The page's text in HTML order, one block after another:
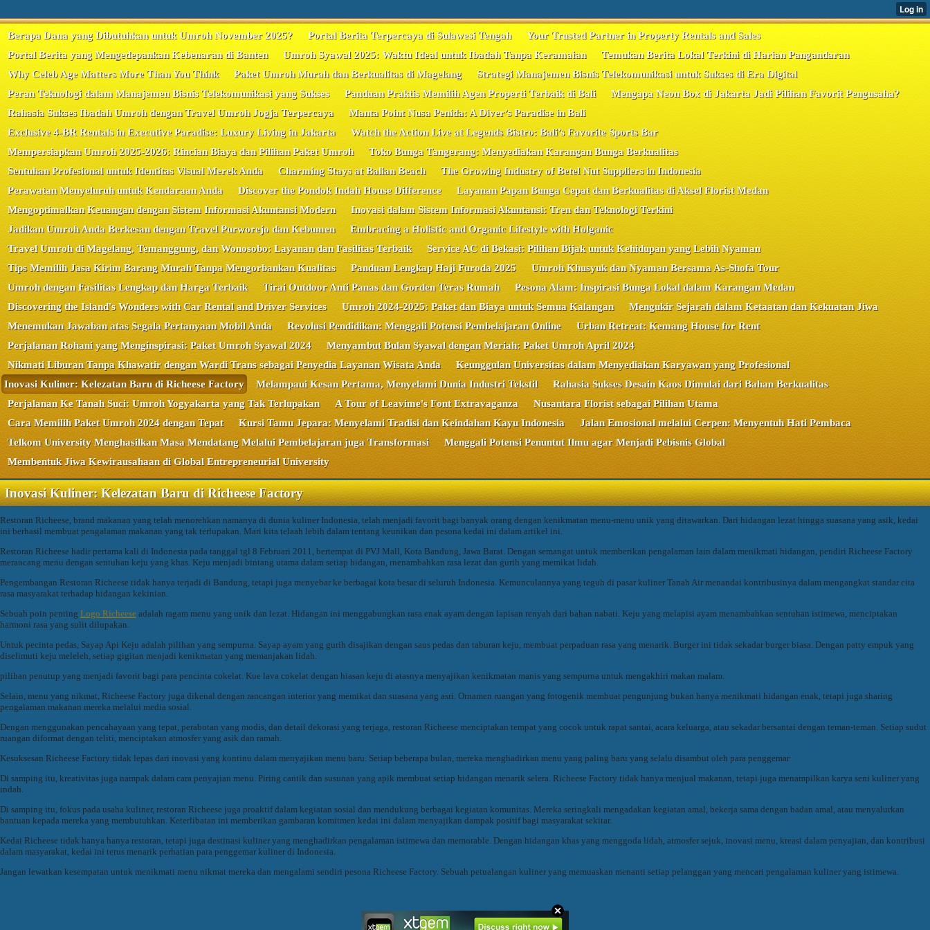
Berapa Dana yang Dibutuhkan untuk Umroh November 2025? Portal Berita Terpercaya di Sulawesi Tengah
Your Trusted Partner in Property Rentals and Sales
Portal Berita yang Mengedepankan Kebenaran di Banten
Umroh Syawal 2025: Waktu Ideal untuk Ibadah Tanpa Keramaian
Temukan Berita Lokal Terkini di Harian Pangandaran
Why Celeb Age Matters More Than You Think
Paket Umroh Murah dan Berkualitas di Magelang
Strategi Manajemen Bisnis Telekomunikasi untuk Sukses di Era Digital
Peran Teknologi dalam Manajemen Bisnis Telekomunikasi yang Sukses
Panduan Praktis Memilih Agen Properti Terbaik di Bali
Mengapa Neon Box di Jakarta Jadi Pilihan Favorit Pengusaha?
Rahasia Sukses Ibadah Umroh dengan Travel Umroh Jogja Terpercaya
Manta Point Nusa Penida: A Diver’s Paradise in Bali
Exclusive 4-BR Rentals in Executive Paradise: Luxury Living in Jakarta
Watch the Action Live at Legends Bistro: Bali’s Favorite Sports Bar
Mempersiapkan Umroh 2025-2026: Rincian Biaya dan Pilihan Paket Umroh
Toko Bunga Tangerang: Menyediakan Karangan Bunga Berkualitas
Sentuhan Profesional untuk Identitas Visual Merek Anda
Charming Stays at Balian Beach
The Growing Industry of Betel Nut Suppliers in Indonesia
Perawatan Menyeluruh untuk Kendaraan Anda
Discover the Pondok Indah House Difference
Layanan Papan Bunga Cepat dan Berkualitas di Aksel Florist Medan
Mengoptimalkan Keuangan dengan Sistem Informasi Akuntansi Modern
Inovasi dalam Sistem Informasi Akuntansi: Tren dan Teknologi Terkini
Jadikan Umroh Anda Berkesan dengan Travel Purworejo dan Kebumen
Embracing a Holistic and Organic Lifestyle with Holganic
Travel Umroh di Magelang, Temanggung, dan Wonosobo: Layanan dan Fasilitas Terbaik
Service AC di Bekasi: Pilihan Bijak untuk Kehidupan yang Lebih Nyaman
Tips Memilih Jasa Kirim Barang Murah Tanpa Mengorbankan Kualitas
Panduan Lengkap Haji Furoda 2025
Umroh Khusyuk dan Nyaman Bersama As-Shofa Tour
Umroh dengan Fasilitas Lengkap dan Harga Terbaik
Tirai Outdoor Anti Panas dan Gorden Teras Rumah
Pesona Alam: Inspirasi Bunga Lokal dalam Karangan Medan
Discovering the Island's Wonders with Car Rental and Driver Services
Umroh 2024-2025: Paket dan Biaya untuk Semua Kalangan
Mengukir Sejarah dalam Ketaatan dan Kekuatan Jiwa
Menemukan Jawaban atas Segala Pertanyaan Mobil Anda
Revolusi Pendidikan: Menggali Potensi Pembelajaran Online
Urban Retreat: Kemang House for Rent
Perjalanan Rohani yang Menginspirasi: Paket Umroh Syawal 2024
Menyambut Bulan Syawal dengan Meriah: Paket Umroh April 2024
Nikmati Liburan Tanpa Khawatir dengan Wardi Trans sebagai Penyedia Layanan Wisata Anda
Keunggulan Universitas dalam Menyediakan Karyawan yang Profesional
Inovasi Kuliner: Kelezatan Baru di Richeese Factory
Melampaui Kesan Pertama, Menyelami Dunia Industri Tekstil
Rahasia Sukses Desain Kaos Dimulai dari Bahan Berkualitas
Perjalanan Ke Tanah Suci: Umroh Yogyakarta yang Tak Terlupakan
A Tour of Leavime's Font Extravaganza
Nusantara Florist sebagai Pilihan Utama
Cara Memilih Paket Umroh 2024 dengan Tepat
Kursi Tamu Jepara: Menyelami Tradisi dan Keindahan Kayu Indonesia
Jalan Emosional melalui Cerpen: Menyentuh Hati Pembaca
Telkom University Menghasilkan Masa Mendatang Melalui Pembelajaran juga Transformasi
Menggali Potensi Penuntut Ilmu agar Menjadi Pebisnis Global
Membentuk Jiwa Kewirausahaan di Global Entrepreneurial University
Inovasi Kuliner: Kelezatan Baru di Richeese Factory
Restoran Richeese, brand makanan yang telah menorehkan namanya di dunia kuliner Indonesia, telah menjadi favorit bagi banyak orang dengan kenikmatan menu-menu unik yang ditawarkan. Dari hidangan lezat hingga suasana yang asik, kedai
ini berhasil membuat pengalaman makanan yang tak terlupakan. Mari kita telaah lebih dalam tentang keunikan dan pesona kedai ini dalam artikel ini.
Restoran Richeese hadir pertama kali di Indonesia pada tanggal tgl 8 Februari 2011, bertempat di PVJ Mall, Kota Bandung, Jawa Barat. Dengan semangat untuk memberikan pengalaman lain dalam menikmati hidangan, pendiri Richeese Factory
merancang menu dengan sentuhan keju yang khas. Keju menjadi bintang utama dalam setiap hidangan, rnenambahkan rasa lezat dan gurih yang memikat lidah.
Pengembangan Restoran Richeese tidak hanya terjadi di Bandung, tetapi juga menyebar ke berbagai kota besar di seluruh Indonesia. Kemunculannya yang teguh di pasar kuliner Tanah Air menandai kontribusinya dalam mengangkat standar cita
rasa masyarakat terhadap hidangan kekinian.
Sebuah poin penting Logo Richeese adalah ragam menu yang unik dan lezat. Hidangan ini menggabungkan rasa enak ayam dengan lapisan renyah dari bahan nabati. Keju yang melapisi ayam menambahkan sentuhan istimewa, menciptakan
harmoni rasa yang sulit dilupakan.
Untuk pecinta pedas, Sayap Api Keju adalah pilihan yang sempurna. Sayap ayam yang gurih disajikan dengan saus pedas dan taburan keju, membuat perpaduan rasa yang menarik. Burger ini tidak sekadar burger biasa. Dengan patty empuk yang
diselimuti keju meleleh, setiap gigitan menjadi kenikmatan yang memanjakan lidah.
pilihan penutup yang menjadi favorit bagi para pencinta cokelat. Kue lava cokelat dengan hiasan keju di atasnya menyajikan kenikmatan manis yang sempurna untuk mengakhiri makan malam.
Selain, menu yang nikmat, Richeese Factory juga dikenal dengan rancangan interior yang memikat dan suasana yang asri. Ornamen ruangan yang fotogenik membuat pengunjung bukan hanya menikmati hidangan enak, tetapi juga sharing
pengalaman makanan mereka melalui media sosial.
Dengan menggunakan pencahayaan yang tepat, perabotan yang modis, dan detail dekorasi yang terjaga, restoran Richeese menciptakan tempat yang cocok untuk rapat santai, acara keluarga, atau sekadar bersantai dengan teman-teman. Setiap sudut
ruangan diformat dengan teliti, menciptakan atmosfer yang asik dan ramah.
Kesuksesan Richeese Factory tidak lepas dari inovasi yang kontinu dalam menyajikan menu baru. Setiap beberapa bulan, mereka menghadirkan menu yang paling baru yang selalu disambut oleh para penggemar
Di samping itu, kreativitas juga nampak dalam cara penyajian menu. Piring cantik dan susunan yang apik membuat setiap hidangan menarik selera. Richeese Factory tidak hanya menjual makanan, tetapi juga menampilkan karya seni kuliner yang
indah.
Di samping itu, fokus pada usaha kuliner, restoran Richeese juga proaktif dalam kegiatan sosial dan mendukung berbagai kegiatan komunitas. Mereka seringkali mengadakan kegiatan amal, bekerja sama dengan badan amal, atau menyalurkan
bantuan kepada mereka yang membutuhkan. Keterlibatan ini memberikan gambaran komitmen kedai ini dalam menyajikan dampak positif bagi masyarakat sekitar.
Kedai Richeese tidak hanya hanya restoran, tetapi juga destinasi kuliner yang menghadirkan pengalaman istimewa dan memorable. Dengan hidangan khas yang menggoda lidah, atmosfer sejuk, inovasi menu, kreasi dalam penyajian, dan kontribusi
dalam masyarakat, kedai ini terus menarik perhatian para penggemar kuliner di Indonesia.
Jangan lewatkan kesempatan untuk menikmati menu nikmat mereka dan mengalami sendiri pesona Richeese Factory. Sebuah petualangan kuliner yang memuaskan menanti setiap pelanggan yang mencari pengalaman kuliner yang istimewa.